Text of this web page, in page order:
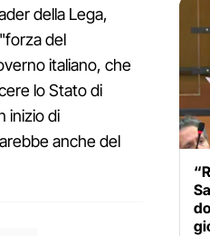
della Lega,
del
italiano, che
lo Stato di
inizio di
anche del